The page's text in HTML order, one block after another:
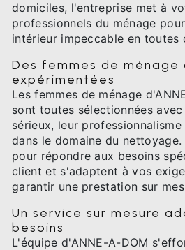
domiciles, l'entreprise met à
professionnels du ménage
intérieur impeccable en toutes
Des femmes de
expérimentées
Les femmes de ménage
sont toutes sélectionnées
sérieux, leur
dans le domaine du
pour répondre aux besoins
client et s'adaptent à vos
garantir une prestation sur
Un service sur mesure
besoins
L'équipe d'ANNE-A-DOM